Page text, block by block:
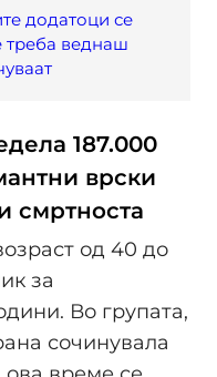
додатоци се
треба веднаш
187.000
врски
смртноста
од 40 до
за
Во групата,
сочинувала